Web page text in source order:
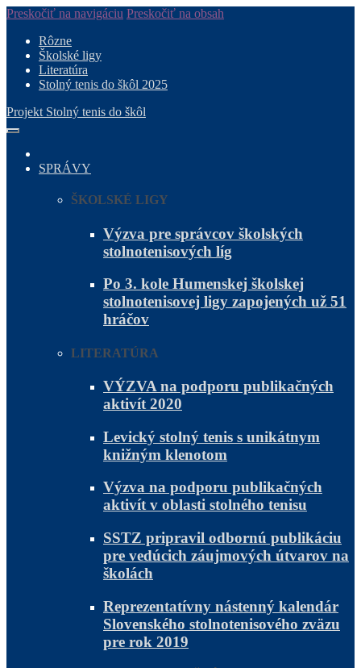
Preskočiť na navigáciu Preskočiť na obsah
Rôzne
Školské ligy
Literatúra
Stolný tenis do škôl 2025
Projekt Stolný tenis do škôl
SPRÁVY
ŠKOLSKÉ LIGY
Výzva pre správcov školských
stolnotenisových líg
Po 3. kole Humenskej školskej
stolnotenisovej ligy zapojených už 51
hráčov
LITERATÚRA
VÝZVA na podporu publikačných
aktivít 2020
Levický stolný tenis s unikátnym
knižným klenotom
Výzva na podporu publikačných
aktivít v oblasti stolného tenisu
SSTZ pripravil odbornú publikáciu
pre vedúcich záujmových útvarov na
školách
Reprezentatívny nástenný kalendár
Slovenského stolnotenisového zväzu
pre rok 2019